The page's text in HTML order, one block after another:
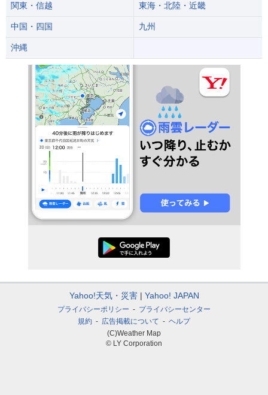
関東・信越 東海・北陸・近畿
中国・四国 九州
沖縄
Yahoo!天気・災害 Yahoo! JAPAN
プライバシーポリシー
プライバシーセンター
規約
広告掲載について
ヘルプ
(C)Weather Map
© LY Corporation